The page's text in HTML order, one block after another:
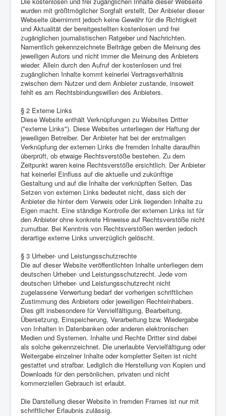
wurden mit größtmöglicher Sorgfalt erstellt. Der Anbieter dieser
Webseite übernimmt jedoch keine Gewähr für die Richtigkeit
und Aktualität der bereitgestellten kostenlosen und frei
zugänglichen journalistischen Ratgeber und Nachrichten.
Namentlich gekennzeichnete Beiträge geben die Meinung des
jeweiligen Autors und nicht immer die Meinung des Anbieters
wieder. Allein durch den Aufruf der kostenlosen und frei
zugänglichen Inhalte kommt keinerlei Vertragsverhältnis
zwischen dem Nutzer und dem Anbieter zustande, insoweit
fehlt es am Rechtsbindungswillen des Anbieters.
§ 2 Externe Links
Diese Website enthält Verknüpfungen zu Websites Dritter
("externe Links"). Diese Websites unterliegen der Haftung der
jeweiligen Betreiber. Der Anbieter hat bei der erstmaligen
Verknüpfung der externen Links die fremden Inhalte daraufhin
überprüft, ob etwaige Rechtsverstöße bestehen. Zu dem
Zeitpunkt waren keine Rechtsverstöße ersichtlich. Der Anbieter
hat keinerlei Einfluss auf die aktuelle und zukünftige
Gestaltung und auf die Inhalte der verknüpften Seiten. Das
Setzen von externen Links bedeutet nicht, dass sich der
Anbieter die hinter dem Verweis oder Link liegenden Inhalte zu
Eigen macht. Eine ständige Kontrolle der externen Links ist für
den Anbieter ohne konkrete Hinweise auf Rechtsverstöße nicht
zumutbar. Bei Kenntnis von Rechtsverstößen werden jedoch
derartige externe Links unverzüglich gelöscht.
§ 3 Urheber- und Leistungsschutzrechte
Die auf dieser Website veröffentlichten Inhalte unterliegen dem
deutschen Urheber- und Leistungsschutzrecht. Jede vom
deutschen Urheber- und Leistungsschutzrecht nicht
zugelassene Verwertung bedarf der vorherigen schriftlichen
Zustimmung des Anbieters oder jeweiligen Rechteinhabers.
Dies gilt insbesondere für Vervielfältigung, Bearbeitung,
Übersetzung, Einspeicherung, Verarbeitung bzw. Wiedergabe
von Inhalten in Datenbanken oder anderen elektronischen
Medien und Systemen. Inhalte und Rechte Dritter sind dabei
als solche gekennzeichnet. Die unerlaubte Vervielfältigung oder
Weitergabe einzelner Inhalte oder kompletter Seiten ist nicht
gestattet und strafbar. Lediglich die Herstellung von Kopien und
Downloads für den persönlichen, privaten und nicht
kommerziellen Gebrauch ist erlaubt.
Die Darstellung dieser Website in fremden Frames ist nur mit
schriftlicher Erlaubnis zulässig.